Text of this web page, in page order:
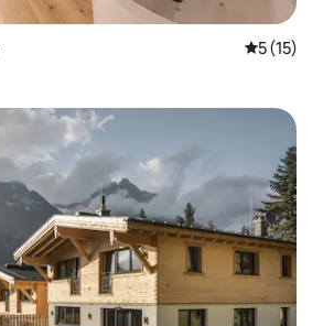
5 av 5 i
5 (15)